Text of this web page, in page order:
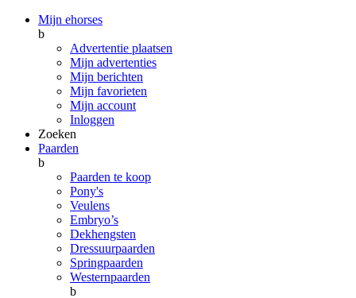
Mijn ehorses
b
Advertentie plaatsen
Mijn advertenties
Mijn berichten
Mijn favorieten
Mijn account
Inloggen
Zoeken
Paarden
b
Paarden te koop
Pony's
Veulens
Embryo’s
Dekhengsten
Dressuurpaarden
Springpaarden
Westernpaarden
b